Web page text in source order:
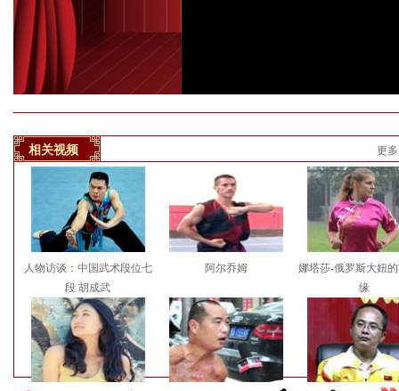
相关视频 更
人物访谈：中国武术段位七
段 胡成武
阿尔乔姆
娜塔莎-俄罗斯大妞
缘